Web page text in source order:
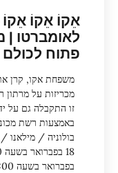
אֵקוֹ אֵקוֹ
פתוח לכולם
מכריזות על מרתון
זו התקבלה גם על
באמצעות רשת
בפברואר בשעה 13:00 ECO […]